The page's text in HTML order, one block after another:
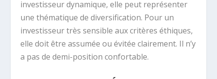
investisseur dynamique, elle peut représenter
une thématique de diversification. Pour un
investisseur très sensible aux critères éthiques,
elle doit être assumée ou évitée clairement. Il n’y
a pas de demi-position confortable.